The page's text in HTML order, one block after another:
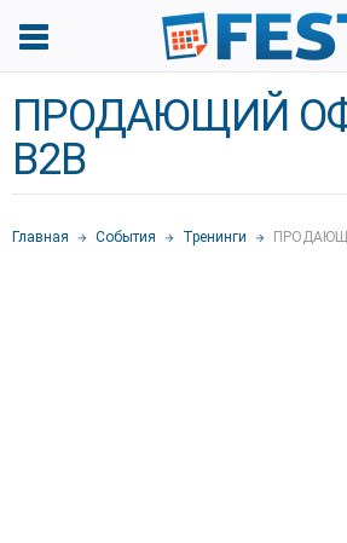
ПРОДАЮЩИЙ
B2B
Главная События Тренинги